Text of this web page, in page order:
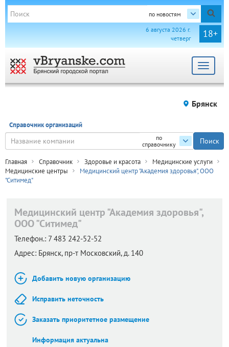
по новостям
18+
6 августа 2026 г.
четверг
Toggle
Брянск
Справочник организаций
по
справочнику
Главная Справочник Здоровье и красота
Медицинские услуги
Медицинские центры
Медицинский центр "Академия здоровья", ООО
"Ситимед"
Медицинский центр "Академия здоровья",
ООО "Ситимед"
Телефон.: 7 483 242-52-52
Адрес: Брянск, пр-т Московский, д. 140
Добавить новую организацию
Исправить неточность
Заказать приоритетное размещение
Информация актуальна